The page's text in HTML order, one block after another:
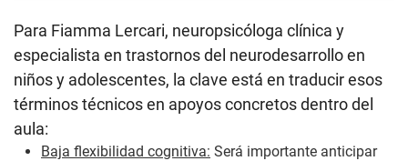
Para Fiamma Lercari, neuropsicóloga clínica y
especialista en trastornos del neurodesarrollo en
niños y adolescentes, la clave está en traducir esos
términos técnicos en apoyos concretos dentro del
aula:
Baja flexibilidad cognitiva: Será importante anticipar